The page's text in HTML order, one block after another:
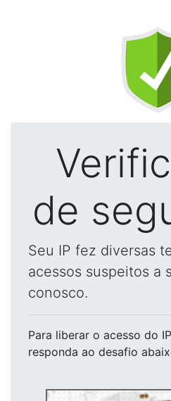
de
Seu IP fez diversas
acessos suspeitos a
conosco.
Para liberar o acesso do IP
responda ao desafio